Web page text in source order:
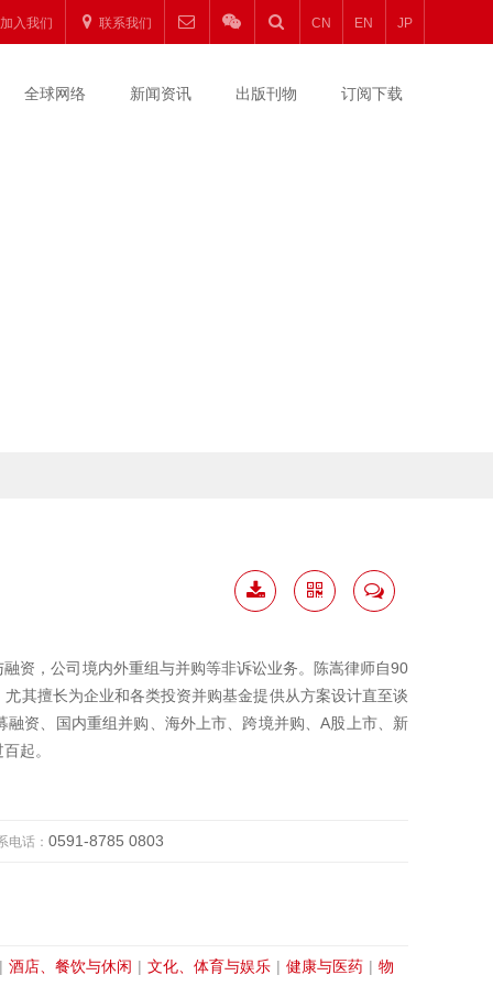
加入我们 联系我们 CN EN JP
全球网络 新闻资讯 出版刊物 订阅下载
资，公司境内外重组与并购等非诉讼业务。陈嵩律师自90
其擅长为企业和各类投资并购基金提供从方案设计直至谈
资、国内重组并购、海外上市、跨境并购、A股上市、新
起。
电话：0591-8785 0803
| 酒店、餐饮与休闲 | 文化、体育与娱乐 | 健康与医药 | 物